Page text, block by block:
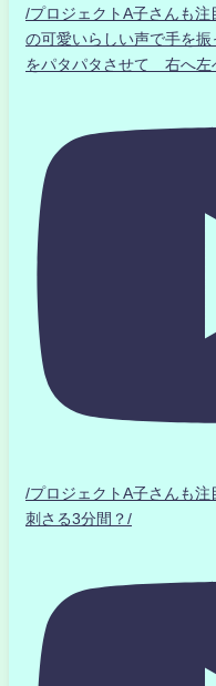
/プロジェクトA子さん
の可愛いらしい声で手を
をパタパタさせて 右へ左
/プロジェクトA子さんも
刺さる3分間？/